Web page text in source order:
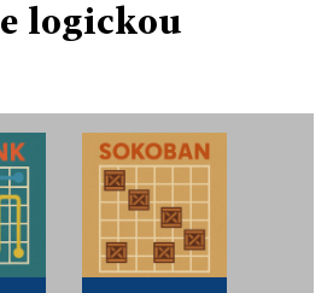
logickou